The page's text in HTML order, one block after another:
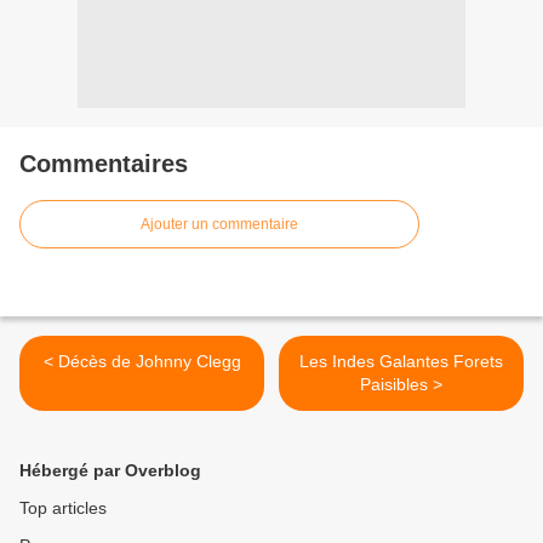
Commentaires
Ajouter un commentaire
< Décès de Johnny Clegg
Les Indes Galantes Forets
Paisibles >
Hébergé par Overblog
Top articles